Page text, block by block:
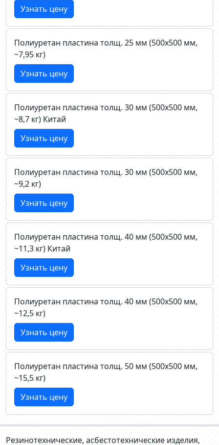
Узнать цену
Полиуретан пластина толщ. 25 мм (500х500 мм,
~7,95 кг)
Узнать цену
Полиуретан пластина толщ. 30 мм (500х500 мм,
~8,7 кг) Китай
Узнать цену
Полиуретан пластина толщ. 30 мм (500х500 мм,
~9,2 кг)
Узнать цену
Полиуретан пластина толщ. 40 мм (500х500 мм,
~11,3 кг) Китай
Узнать цену
Полиуретан пластина толщ. 40 мм (500х500 мм,
~12,5 кг)
Узнать цену
Полиуретан пластина толщ. 50 мм (500х500 мм,
~15,5 кг)
Узнать цену
Резинотехнические, асбестотехнические изделия,